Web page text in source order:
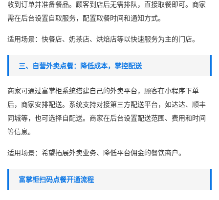
收到订单并准备餐品。顾客到店后无需排队，直接取餐即可。商家
需在后台设置自取服务，配置取餐时间和通知方式。
适用场景：快餐店、奶茶店、烘焙店等以快速服务为主的门店。
三、自营外卖点餐：降低成本，掌控配送
商家可通过富掌柜系统搭建自己的外卖平台，顾客在小程序下单
后，商家安排配送。系统支持对接第三方配送平台，如达达、顺丰
同城等，也可选择自配送。商家在后台设置配送范围、费用和时间
等信息。
适用场景：希望拓展外卖业务、降低平台佣金的餐饮商户。
富掌柜扫码点餐开通流程